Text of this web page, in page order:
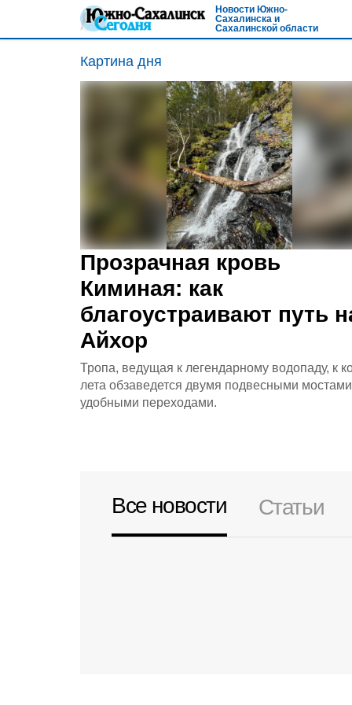
Новости Южно-
Сахалинска и
Сахалинской области
Картина дня
Прозрачная кровь
Киминая: как
благоустраивают путь
Айхор
Тропа, ведущая к легендарному водопаду, к
лета обзаведется двумя подвесными
удобными переходами.
Все новости Статьи